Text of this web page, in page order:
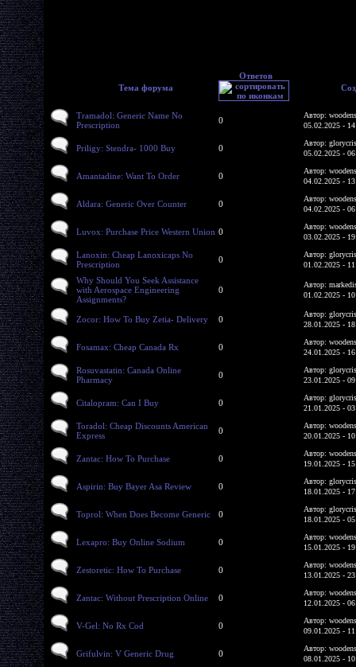
Тема форума
Ответов
Tramadol: Generic Name No
Prescription
0
Автор:
05.02.2025 -
Priligy: Stendra- 1000 Buy 0
Автор:
05.02.2025 -
Amantadine: Want To Order 0
Автор:
04.02.2025 -
Aldara: Generic Over Counter 0
Автор:
04.02.2025 -
Luvox: Purchase Price Western Union 0
Автор:
03.02.2025 -
Lanoxin: Cheap Lanoxicaps No
Prescription
0
Автор:
01.02.2025 -
Why Should You Seek Assistance
with Aerospace Engineering
Assignments?
0
Автор:
01.02.2025 -
Zocor: How To Buy Zetia- Delivery 0
Автор:
28.01.2025 -
Fosamax: Cheap Canada Rx 0
Автор:
24.01.2025 -
Rosuvastatin: Canada Online
Pharmacy
0
Автор:
23.01.2025 -
Citalopram: Can I Buy 0
Автор:
21.01.2025 -
Toradol: Cheap Discounts American
Express
0
Автор:
20.01.2025 -
Zantac: How To Purchase 0
Автор:
19.01.2025 -
Aspirin: Buy Bayer Asa Review 0
Автор:
18.01.2025 -
Toprol: When Does Become Generic 0
Автор:
18.01.2025 -
Lexapro: Buy Online Sodium 0
Автор:
15.01.2025 -
Zestoretic: How To Purchase 0
Автор:
13.01.2025 -
Zantac: Without Prescription Online 0
Автор:
12.01.2025 -
V-Gel: No Rx Cod 0
Автор:
09.01.2025 -
Grifulvin: V Generic Drug 0
Автор:
08.01.2025 -